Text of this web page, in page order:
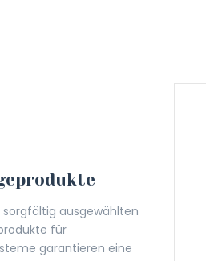
sorgfältig ausgewählten
für
garantieren eine